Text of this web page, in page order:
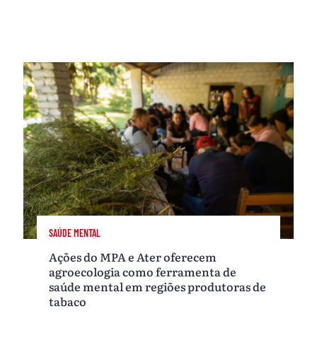
SAÚDE MENTAL
Ações do MPA e Ater oferecem
agroecologia como ferramenta de
saúde mental em regiões produtoras de
tabaco